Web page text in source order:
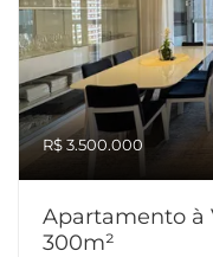
R$ 3.500.000
Apartamento à
300m²